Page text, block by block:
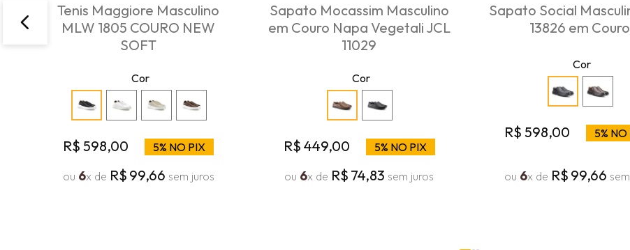
Tenis Maggiore Masculino
MLW 1805 COURO NEW
SOFT
Cor
R$ 598,00 5% NO PIX
ou 6x de R$ 99,66 sem juros
Sapato Mocassim Masculino
em Couro Napa Vegetali JCL
11029
Cor
R$ 449,00 5% NO PIX
ou 6x de R$ 74,83 sem juros
Sapato Social
13826 em Couro
Cor
R$ 598,00 5%
ou 6x de R$ 99,66